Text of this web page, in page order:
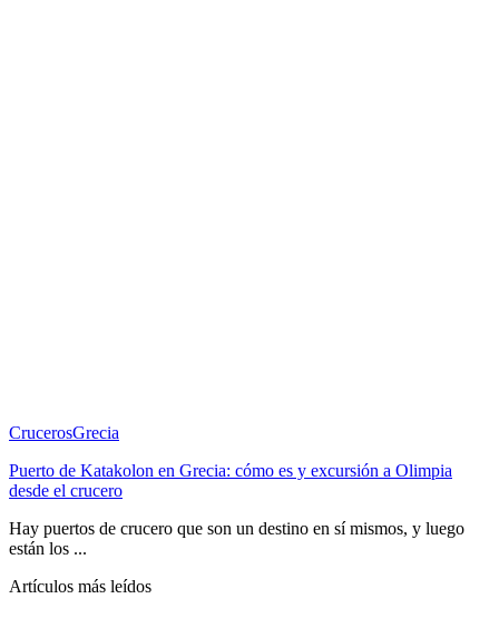
CrucerosGrecia
Puerto de Katakolon en Grecia: cómo es y excursión a Olimpia
desde el crucero
Hay puertos de crucero que son un destino en sí mismos, y luego
están los ...
Artículos más leídos